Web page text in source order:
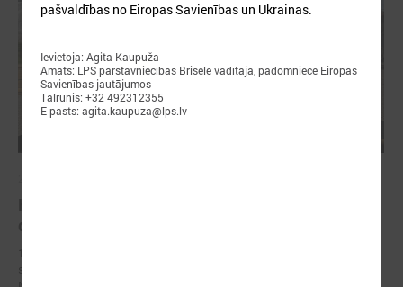
pašvaldības no Eiropas Savienības un Ukrainas.
Ievietoja: Agita Kaupuža
Amats: LPS pārstāvniecības Briselē vadītāja, padomniece Eiropas
Savienības jautājumos
Tālrunis: +32 492312355
E-pasts: agita.kaupuza@lps.lv